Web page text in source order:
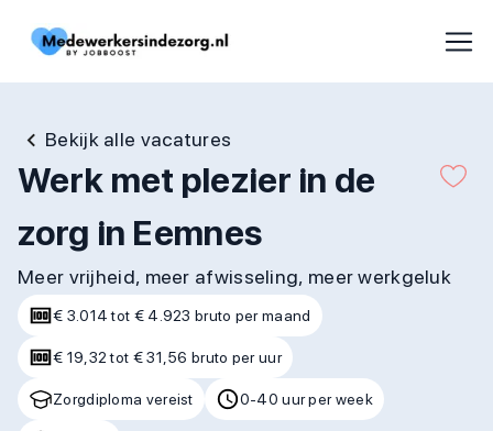
Bekijk alle vacatures
Werk met plezier in de
zorg in Eemnes
Meer vrijheid, meer afwisseling, meer werkgeluk
€ 3.014 tot € 4.923 bruto per maand
€ 19,32 tot € 31,56 bruto per uur
Zorgdiploma vereist 0-40 uur per week